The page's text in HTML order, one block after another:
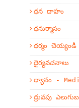
ధన దాహం
ధనుర్మాసం
ధర్మం చెయ్యండి
ధైర్యవచనాలు
ధ్యానం -
ధ్రువపు